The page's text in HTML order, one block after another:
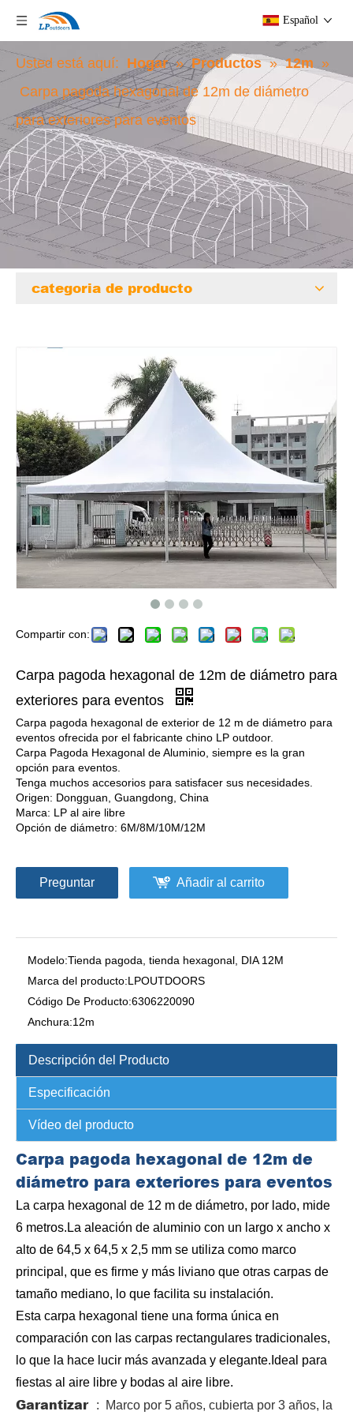
Español
Usted está aquí: Hogar » Productos » 12m »
Carpa pagoda hexagonal de 12m de diámetro
para exteriores para eventos
categoria de producto
Compartir con:
Carpa pagoda hexagonal de 12m de diámetro para
exteriores para eventos
Carpa pagoda hexagonal de exterior de 12 m de diámetro para
eventos ofrecida por el fabricante chino LP outdoor.
Carpa Pagoda Hexagonal de Aluminio, siempre es la gran
opción para eventos.
Tenga muchos accesorios para satisfacer sus necesidades.
Origen: Dongguan, Guangdong, China
Marca: LP al aire libre
Opción de diámetro: 6M/8M/10M/12M
Preguntar Añadir al carrito
Modelo:Tienda pagoda, tienda hexagonal, DIA 12M
Marca del producto:LPOUTDOORS
Código De Producto:6306220090
Anchura:12m
Descripción del Producto
Especificación
Vídeo del producto
Carpa pagoda hexagonal de 12m de
diámetro para exteriores para eventos
La carpa hexagonal de 12 m de diámetro, por lado, mide
6 metros.La aleación de aluminio con un largo x ancho x
alto de 64,5 x 64,5 x 2,5 mm se utiliza como marco
principal, que es firme y más liviano que otras carpas de
tamaño mediano, lo que facilita su instalación.
Esta carpa hexagonal tiene una forma única en
comparación con las carpas rectangulares tradicionales,
lo que la hace lucir más avanzada y elegante.Ideal para
fiestas al aire libre y bodas al aire libre.
Garantizar : Marco por 5 años, cubierta por 3 años, la